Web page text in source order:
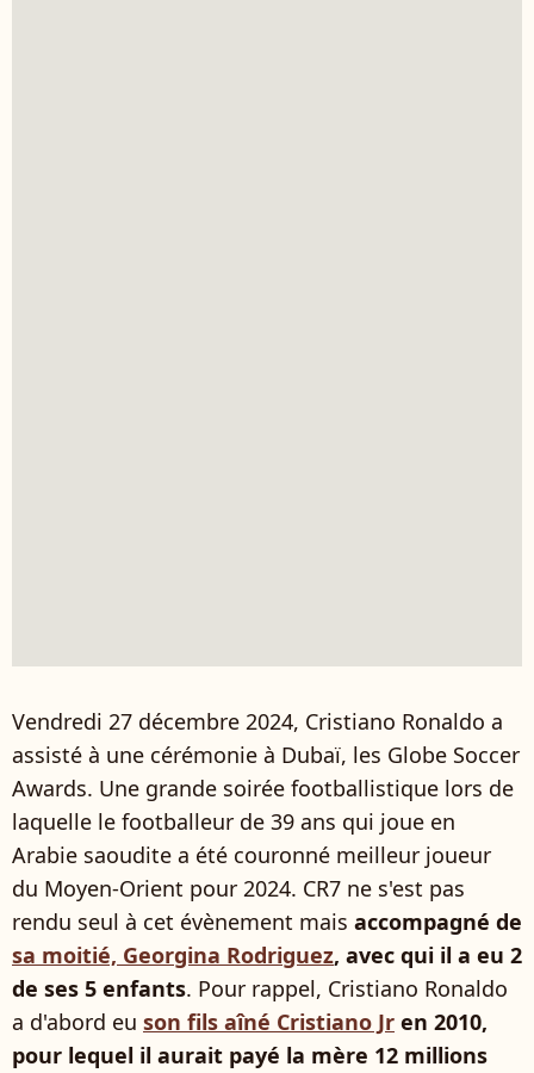
Vendredi 27 décembre 2024, Cristiano Ronaldo a
assisté à une cérémonie à Dubaï, les Globe Soccer
Awards. Une grande soirée footballistique lors de
laquelle le footballeur de 39 ans qui joue en
Arabie saoudite a été couronné meilleur joueur
du Moyen-Orient pour 2024. CR7 ne s'est pas
rendu seul à cet évènement mais accompagné de
sa moitié, Georgina Rodriguez, avec qui il a eu 2
de ses 5 enfants. Pour rappel, Cristiano Ronaldo
a d'abord eu son fils aîné Cristiano Jr en 2010,
pour lequel il aurait payé la mère 12 millions